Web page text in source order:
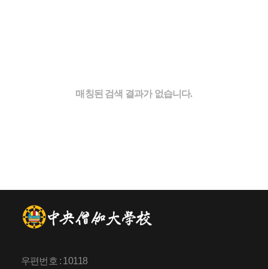
매칭된 검색 결과가 없습니다.
우편번호 : 10118